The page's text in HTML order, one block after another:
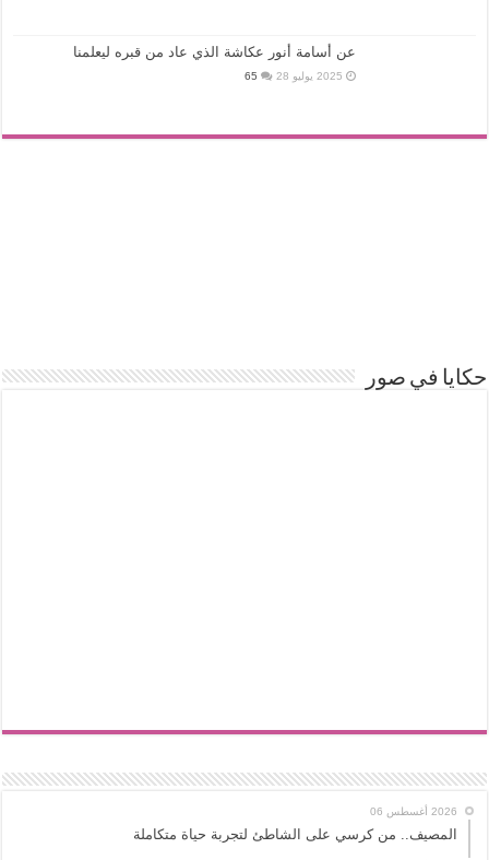
عن أسامة أنور عكاشة الذي عاد من قبره ليعلمنا
2025 يوليو 28 65
حكايا في صور
2026 أغسطس 06
المصيف.. من كرسي على الشاطئ لتجربة حياة متكاملة